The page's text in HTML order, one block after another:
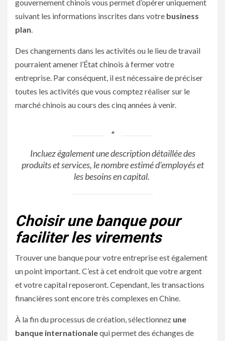
gouvernement chinois vous permet d’opérer uniquement
suivant les informations inscrites dans votre business
plan.
Des changements dans les activités ou le lieu de travail
pourraient amener l’État chinois à fermer votre
entreprise. Par conséquent, il est nécessaire de préciser
toutes les activités que vous comptez réaliser sur le
marché chinois au cours des cinq années à venir.
Incluez également une description détaillée des
produits et services, le nombre estimé d’employés et
les besoins en capital.
Choisir une banque pour
faciliter les virements
Trouver une banque pour votre entreprise est également
un point important. C’est à cet endroit que votre argent
et votre capital reposeront. Cependant, les transactions
financières sont encore très complexes en Chine.
À la fin du processus de création, sélectionnez une
banque internationalequi permet des échanges de